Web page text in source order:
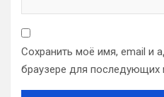
Сохранить моё имя, email и
браузере для последующих